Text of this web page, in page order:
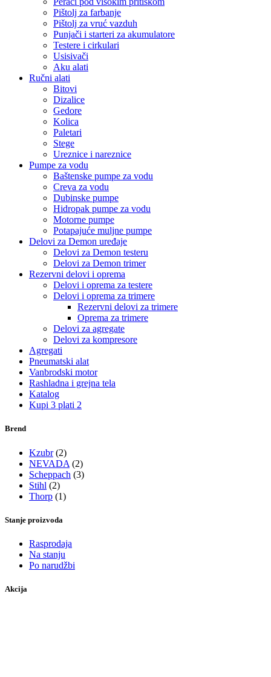
Pištolj za farbanje
Pištolj za vruć vazduh
Punjači i starteri za akumulatore
Testere i cirkulari
Usisivači
Aku alati
Ručni alati
Bitovi
Dizalice
Gedore
Kolica
Paletari
Stege
Ureznice i nareznice
Pumpe za vodu
Baštenske pumpe za vodu
Creva za vodu
Dubinske pumpe
Hidropak pumpe za vodu
Motorne pumpe
Potapajuće muljne pumpe
Delovi za Demon uređaje
Delovi za Demon testeru
Delovi za Demon trimer
Rezervni delovi i oprema
Delovi i oprema za testere
Delovi i oprema za trimere
Rezervni delovi za trimere
Oprema za trimere
Delovi za agregate
Delovi za kompresore
Agregati
Pneumatski alat
Vanbrodski motor
Rashladna i grejna tela
Katalog
Kupi 3 plati 2
Brend
Kzubr (2)
NEVADA (2)
Scheppach (3)
Stihl (2)
Thorp (1)
Stanje proizvoda
Rasprodaja
Na stanju
Po narudžbi
Akcija